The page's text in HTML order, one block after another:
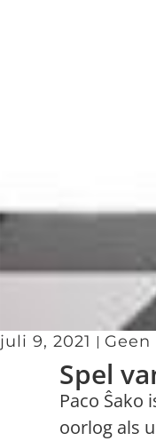
juli 9, 2021
Spel
Paco Ŝako
oorlog als